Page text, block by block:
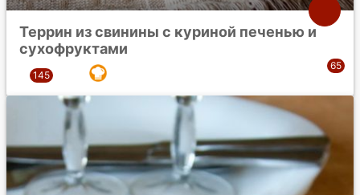
Террин из свинины с куриной печенью и
сухофруктами